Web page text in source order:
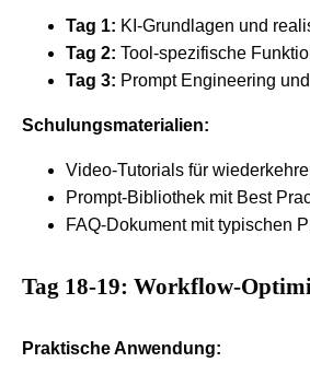
Tag 1: KI-Grundlagen und
Tag 2: Tool-spezifische
Tag 3: Prompt Engineering
Schulungsmaterialien:
Video-Tutorials für
Prompt-Bibliothek mit Best
FAQ-Dokument mit typischen
Tag 18-19: Workflow-
Praktische Anwendung: